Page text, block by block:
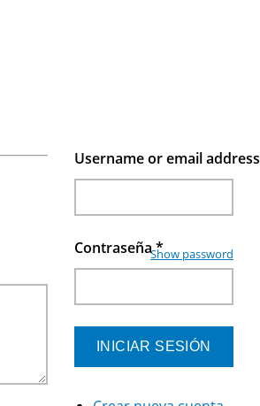
Username or email address
Contraseña*
Show password